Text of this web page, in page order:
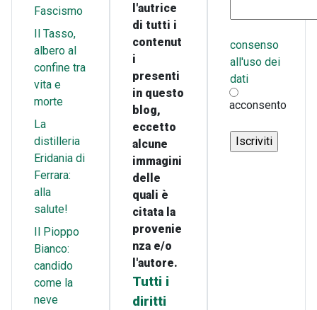
Fascismo
Il Tasso,
albero al
confine tra
vita e
morte
La
distilleria
Eridania di
Ferrara:
alla
salute!
Il Pioppo
Bianco:
candido
come la
neve
l'autrice
di tutti i
contenut
i
presenti
in questo
blog,
eccetto
alcune
immagini
delle
quali è
citata la
provenie
nza e/o
l'autore.
Tutti i
diritti
consenso
all'uso dei
dati
acconsento